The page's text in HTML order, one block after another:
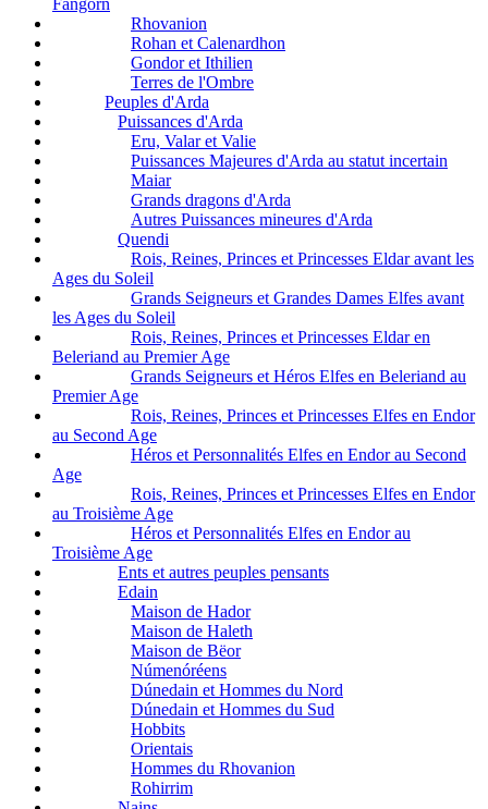
Fangorn
Rhovanion
Rohan et Calenardhon
Gondor et Ithilien
Terres de l'Ombre
Peuples d'Arda
Puissances d'Arda
Eru, Valar et Valie
Puissances Majeures d'Arda au statut incertain
Maiar
Grands dragons d'Arda
Autres Puissances mineures d'Arda
Quendi
Rois, Reines, Princes et Princesses Eldar avant les
Ages du Soleil
Grands Seigneurs et Grandes Dames Elfes avant
les Ages du Soleil
Rois, Reines, Princes et Princesses Eldar en
Beleriand au Premier Age
Grands Seigneurs et Héros Elfes en Beleriand au
Premier Age
Rois, Reines, Princes et Princesses Elfes en Endor
au Second Age
Héros et Personnalités Elfes en Endor au Second
Age
Rois, Reines, Princes et Princesses Elfes en Endor
au Troisième Age
Héros et Personnalités Elfes en Endor au
Troisième Age
Ents et autres peuples pensants
Edain
Maison de Hador
Maison de Haleth
Maison de Bëor
Númenóréens
Dúnedain et Hommes du Nord
Dúnedain et Hommes du Sud
Hobbits
Orientais
Hommes du Rhovanion
Rohirrim